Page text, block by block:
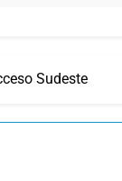
Sudeste